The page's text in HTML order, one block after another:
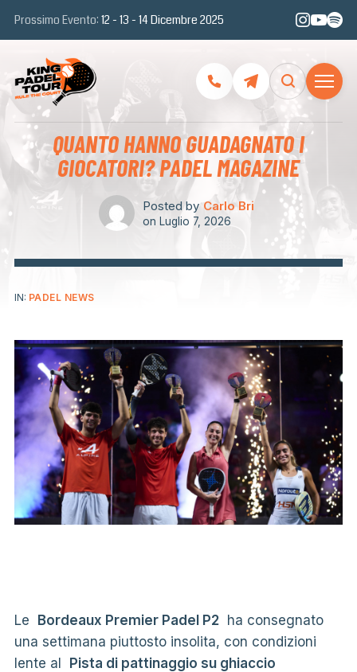
Prossimo Evento: 12 - 13 - 14 Dicembre 2025
QUANTO HANNO GUADAGNATO I
GIOCATORI? PADEL MAGAZINE
Posted by Carlo Bri
on Luglio 7, 2026
IN: PADEL NEWS
Le Bordeaux Premier Padel P2ha consegnato
una settimana piuttosto insolita, con condizioni
lente al Pista di pattinaggio su ghiaccio